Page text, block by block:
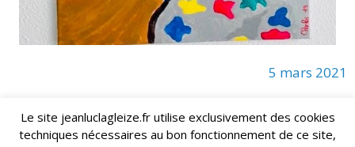
5 mars 2021
Jean-Luc LAGLEIZE - e-mail : lagleize2024@gmail.com
Le site jeanluclagleize.fr utilise exclusivement des cookies
techniques nécessaires au bon fonctionnement de ce site,